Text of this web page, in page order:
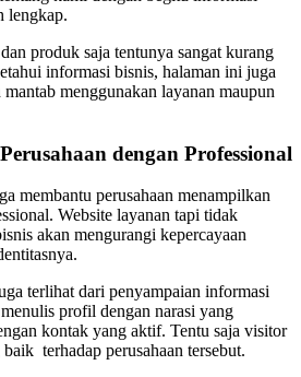
lengkap.
produk saja tentunya sangat kurang
informasi bisnis, halaman ini juga
menggunakan layanan maupun
dengan Professional
membantu perusahaan menampilkan
Website layanan tapi tidak
akan mengurangi kepercayaan
terlihat dari penyampaian informasi
profil dengan narasi yang
kontak yang aktif. Tentu saja visitor
terhadap perusahaan tersebut.